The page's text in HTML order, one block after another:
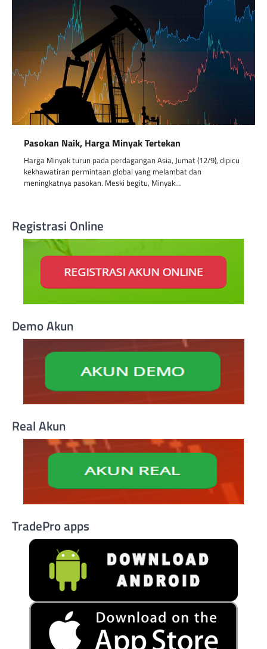
Pasokan Naik, Harga Minyak Tertekan
Harga Minyak turun pada perdagangan Asia, Jumat (12/9), dipicu
kekhawatiran permintaan global yang melambat dan
meningkatnya pasokan. Meski begitu, Minyak…
Registrasi Online
Demo Akun
Real Akun
TradePro apps